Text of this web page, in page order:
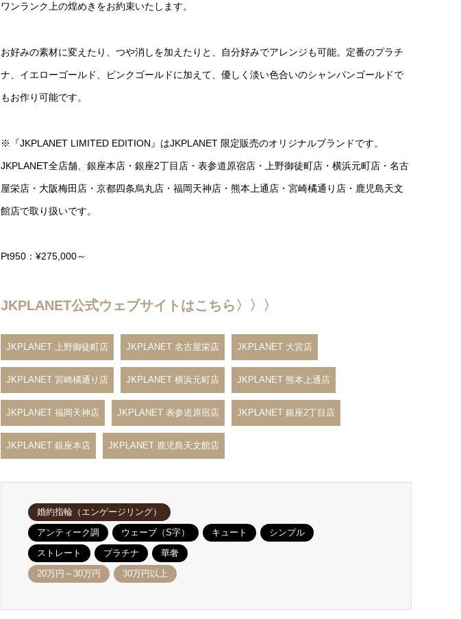
ワンランク上の煌めきをお約束いたします。
お好みの素材に変えたり、つや消しを加えたりと、自分好みでアレンジも可能。定番のプラチ
ナ、イエローゴールド、ピンクゴールドに加えて、優しく淡い色合いのシャンパンゴールドで
もお作り可能です。
※『JKPLANET LIMITED EDITION』はJKPLANET 限定販売のオリジナルブランドです。
JKPLANET全店舗、銀座本店・銀座2丁目店・表参道原宿店・上野御徒町店・横浜元町店・名古
屋栄店・大阪梅田店・京都四条烏丸店・福岡天神店・熊本上通店・宮崎橘通り店・鹿児島天文
館店で取り扱いです。
Pt950：¥275,000～
JKPLANET公式ウェブサイトはこちら〉〉〉
JKPLANET 上野御徒町店 JKPLANET 名古屋栄店 JKPLANET 大宮店
JKPLANET 宮崎橘通り店 JKPLANET 横浜元町店 JKPLANET 熊本上通店
JKPLANET 福岡天神店 JKPLANET 表参道原宿店 JKPLANET 銀座2丁目店
JKPLANET 銀座本店 JKPLANET 鹿児島天文館店
婚約指輪（エンゲージリング）
アンティーク調
ウェーブ（S字） キュート
シンプル
ストレート
プラチナ
華奢
20万円～30万円
30万円以上